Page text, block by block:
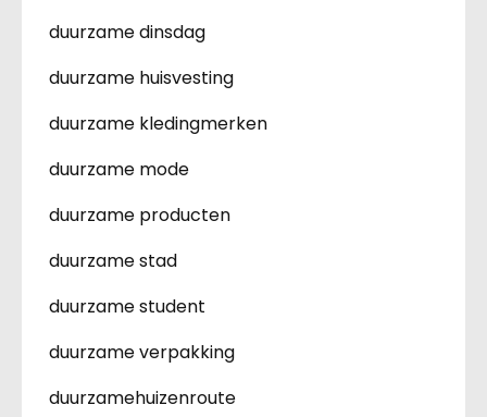
duurzame dinsdag
duurzame huisvesting
duurzame kledingmerken
duurzame mode
duurzame producten
duurzame stad
duurzame student
duurzame verpakking
duurzamehuizenroute